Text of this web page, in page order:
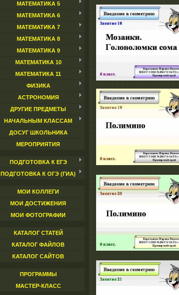
МАТЕМАТИКА 5
МАТЕМАТИКА 6
МАТЕМАТИКА 7
МАТЕМАТИКА 8
МАТЕМАТИКА 9
МАТЕМАТИКА 10
МАТЕМАТИКА 11
ФИЗИКА
АСТРОНОМИЯ
ДРУГИЕ ПРЕДМЕТЫ
НАЧАЛЬНЫМ КЛАССАМ
ДОСУГ ШКОЛЬНИКА
МЕРОПРИЯТИЯ
ПОДГОТОВКА К ЕГЭ
ПОДГОТОВКА К ОГЭ (ГИА)
МОИ КОЛЛЕГИ
МОИ ДОСТИЖЕНИЯ
МОИ ФОТОГРАФИИ
КАТАЛОГ СТАТЕЙ
КАТАЛОГ ФАЙЛОВ
КАТАЛОГ САЙТОВ
ПРОГРАММЫ
МАСТЕР-КЛАСС